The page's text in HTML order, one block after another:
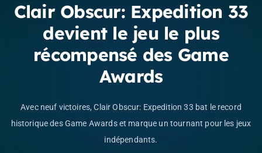
Clair Obscur: Expedition 33
devient le jeu le plus
récompensé des Game
Awards
Avec neuf victoires, Clair Obscur: Expedition 33 bat le record
historique des Game Awards et marque un tournant pour les jeux
indépendants.